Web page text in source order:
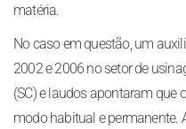
matéria.
No caso em questão, um
2002 e 2006 no setor de
(SC) e laudos apontaram que
modo habitual e permanente.